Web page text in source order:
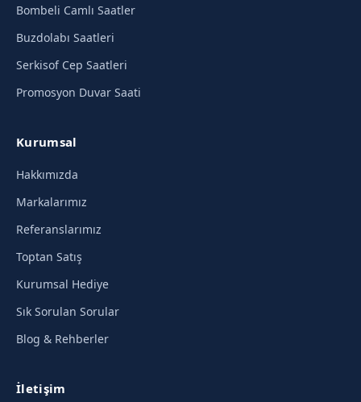
Bombeli Camlı Saatler
Buzdolabı Saatleri
Serkisof Cep Saatleri
Promosyon Duvar Saati
Kurumsal
Hakkımızda
Markalarımız
Referanslarımız
Toptan Satış
Kurumsal Hediye
Sık Sorulan Sorular
Blog & Rehberler
İletişim